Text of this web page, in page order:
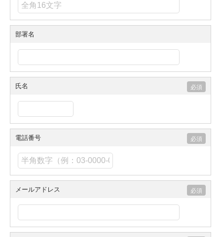
部署名
氏名
電話番号
メールアドレス